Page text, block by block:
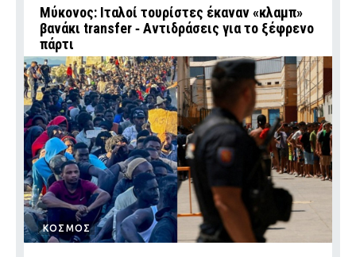
Μύκονος: Ιταλοί τουρίστες έκαναν «κλαμπ»
βανάκι transfer ‑ Αντιδράσεις για το ξέφρενο
πάρτι
ΚΟΣΜΟΣ